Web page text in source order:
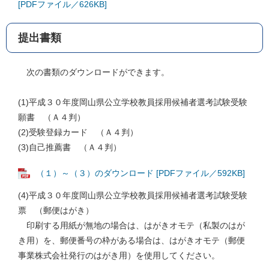
[PDFファイル／626KB]
提出書類
次の書類のダウンロードができます。
(1)平成３０年度岡山県公立学校教員採用候補者選考試験受験
願書 （Ａ４判）
(2)受験登録カード （Ａ４判）
(3)自己推薦書 （Ａ４判）
（１）～（３）のダウンロード [PDFファイル／592KB]
(4)平成３０年度岡山県公立学校教員採用候補者選考試験受験
票 （郵便はがき）
印刷する用紙が無地の場合は、はがきオモテ（私製のはが
き用）を、郵便番号の枠がある場合は、はがきオモテ（郵便
事業株式会社発行のはがき用）を使用してください。